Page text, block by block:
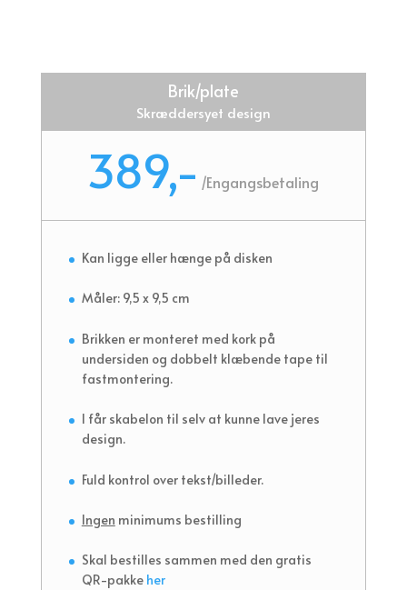
Brik/plate
Skræddersyet design
389,- /Engangsbetaling
Kan ligge eller hænge på disken
Måler: 9,5 x 9,5 cm
Brikken er monteret med kork på
undersiden og dobbelt klæbende tape til
fastmontering.
I får skabelon til selv at kunne lave jeres
design.
Fuld kontrol over tekst/billeder.
Ingen minimums bestilling
Skal bestilles sammen med den gratis
QR-pakke her